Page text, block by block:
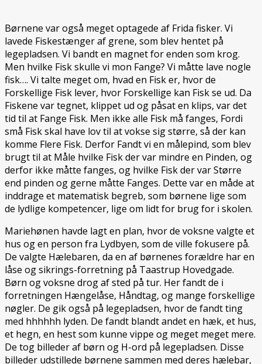
Børnene var også meget optagede af Frida fisker. Vi
lavede Fiskestænger af grene, som blev hentet på
legepladsen. Vi bandt en magnet for enden som krog.
Men hvilke Fisk skulle vi mon Fange? Vi måtte lave nogle
fisk…. Vi talte meget om, hvad en Fisk er, hvor de
Forskellige Fisk lever, hvor Forskellige kan Fisk se ud. Da
Fiskene var tegnet, klippet ud og påsat en klips, var det
tid til at Fange Fisk. Men ikke alle Fisk må fanges, Fordi
små Fisk skal have lov til at vokse sig større, så der kan
komme Flere Fisk. Derfor Fandt vi en målepind, som blev
brugt til at Måle hvilke Fisk der var mindre en Pinden, og
derfor ikke måtte fanges, og hvilke Fisk der var Større
end pinden og gerne måtte Fanges. Dette var en måde at
inddrage et matematisk begreb, som børnene lige som
de lydlige kompetencer, lige om lidt for brug for i skolen.
Mariehønen havde lagt en plan, hvor de voksne valgte et
hus og en person fra Lydbyen, som de ville fokusere på.
De valgte Hælebaren, da en af børnenes forældre har en
låse og sikrings-forretning på Taastrup Hovedgade.
Børn og voksne drog af sted på tur. Her fandt de i
forretningen Hængelåse, Håndtag, og mange forskellige
nøgler. De gik også på legepladsen, hvor de fandt ting
med hhhhhh lyden. De fandt blandt andet en hæk, et hus,
et hegn, en hest som kunne vippe og meget meget mere.
De tog billeder af børn og H-ord på legepladsen. Disse
billeder udstillede børnene sammen med deres hælebar,